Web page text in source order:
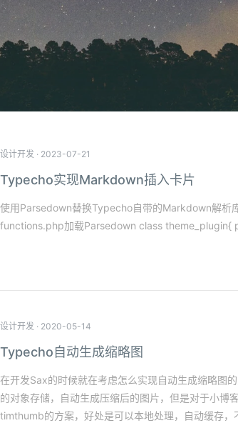
设计开发 · 2023-07-21
Typecho实现Markdown插入卡片
使用Parsedown替换Typecho自带的Markdown解析
functions.php加载Parsedown class theme_plugin{
设计开发 · 2020-05-14
Typecho自动生成缩略图
在开发Sax的时候就在考虑怎么实现自动生成缩略图
的对象存储，自动生成压缩后的图片，但是对于小博
timthumb的方案，好处是可以本地处理，自动缓存，